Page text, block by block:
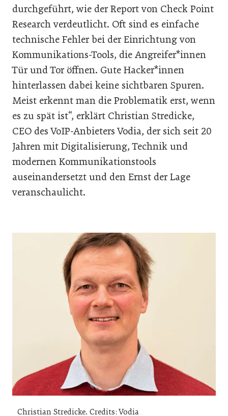
durchgeführt, wie der Report von Check Point
Research verdeutlicht. Oft sind es einfache
technische Fehler bei der Einrichtung von
Kommunikations-Tools, die Angreifer*innen
Tür und Tor öffnen. Gute Hacker*innen
hinterlassen dabei keine sichtbaren Spuren.
Meist erkennt man die Problematik erst, wenn
es zu spät ist“, erklärt Christian Stredicke,
CEO des VoIP-Anbieters Vodia, der sich seit 20
Jahren mit Digitalisierung, Technik und
modernen Kommunikationstools
auseinandersetzt und den Ernst der Lage
veranschaulicht.
Christian Stredicke. Credits: Vodia